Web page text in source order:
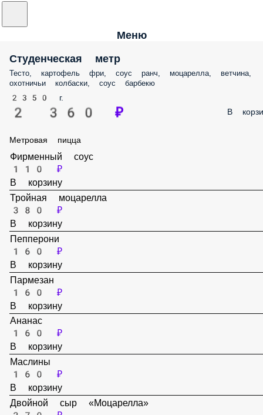
Меню
Студенческая метр
Тесто, картофель фри, соус ранч, моцарелла, ветчина, охотничьи
колбаски, соус барбекю
2350 г.
2 360 ₽ В
Метровая пицца
Фирменный соус
110 ₽
В корзину
Тройная моцарелла
380 ₽
В корзину
Пепперони
160 ₽
В корзину
Пармезан
160 ₽
В корзину
Ананас
160 ₽
В корзину